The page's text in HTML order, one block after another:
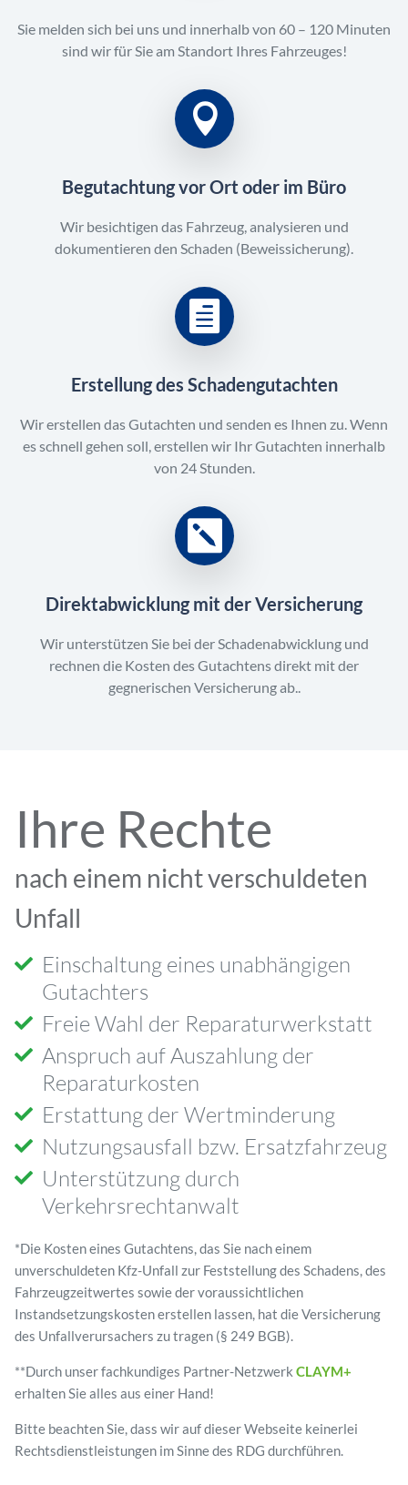
Sie melden sich bei uns und innerhalb von 60 – 120 Minuten
sind wir für Sie am Standort Ihres Fahrzeuges!
Begutachtung vor Ort oder im Büro
Wir besichtigen das Fahrzeug, analysieren und
dokumentieren den Schaden (Beweissicherung).
Erstellung des Schadengutachten
Wir erstellen das Gutachten und senden es Ihnen zu. Wenn
es schnell gehen soll, erstellen wir Ihr Gutachten innerhalb
von 24 Stunden.
Direktabwicklung mit der Versicherung
Wir unterstützen Sie bei der Schadenabwicklung und
rechnen die Kosten des Gutachtens direkt mit der
gegnerischen Versicherung ab..
Ihre Rechte
nach einem nicht verschuldeten
Unfall
Einschaltung eines unabhängigen
Gutachters
Freie Wahl der Reparaturwerkstatt
Anspruch auf Auszahlung der
Reparaturkosten
Erstattung der Wertminderung
Nutzungsausfall bzw. Ersatzfahrzeug
Unterstützung durch
Verkehrsrechtanwalt
*Die Kosten eines Gutachtens, das Sie nach einem
unverschuldeten Kfz-Unfall zur Feststellung des Schadens, des
Fahrzeugzeitwertes sowie der voraussichtlichen
Instandsetzungskosten erstellen lassen, hat die Versicherung
des Unfallverursachers zu tragen (§ 249 BGB).
**Durch unser fachkundiges Partner-Netzwerk CLAYM+
erhalten Sie alles aus einer Hand!
Bitte beachten Sie, dass wir auf dieser Webseite keinerlei
Rechtsdienstleistungen im Sinne des RDG durchführen.